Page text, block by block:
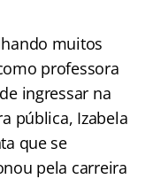
muitos
professora
ingressar na
pública, Izabela
que se
pela carreira